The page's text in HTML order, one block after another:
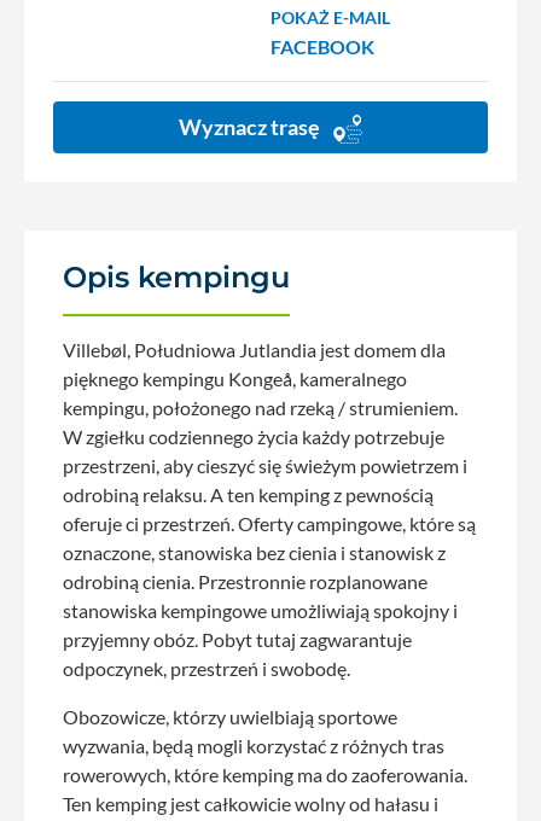
POKAŻ E-MAIL
FACEBOOK
Wyznacz trasę
Opis kempingu
Villebøl, Południowa Jutlandia jest domem dla
pięknego kempingu Kongeå, kameralnego
kempingu, położonego nad rzeką / strumieniem.
W zgiełku codziennego życia każdy potrzebuje
przestrzeni, aby cieszyć się świeżym powietrzem i
odrobiną relaksu. A ten kemping z pewnością
oferuje ci przestrzeń. Oferty campingowe, które są
oznaczone, stanowiska bez cienia i stanowisk z
odrobiną cienia. Przestronnie rozplanowane
stanowiska kempingowe umożliwiają spokojny i
przyjemny obóz. Pobyt tutaj zagwarantuje
odpoczynek, przestrzeń i swobodę.
Obozowicze, którzy uwielbiają sportowe
wyzwania, będą mogli korzystać z różnych tras
rowerowych, które kemping ma do zaoferowania.
Ten kemping jest całkowicie wolny od hałasu i